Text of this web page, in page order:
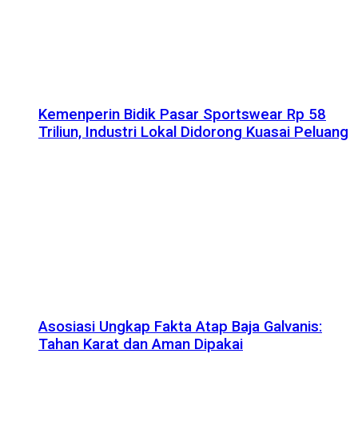
Kemenperin Bidik Pasar Sportswear Rp 58
Triliun, Industri Lokal Didorong Kuasai Peluang
Asosiasi Ungkap Fakta Atap Baja Galvanis:
Tahan Karat dan Aman Dipakai